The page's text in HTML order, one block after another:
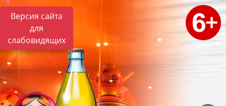
Версия сайта
для
слабовидящих